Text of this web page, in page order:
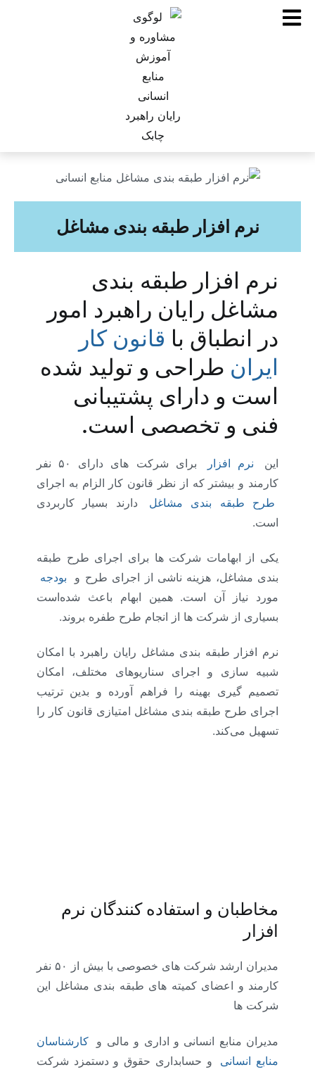
نرم افزار طبقه بندی مشاغل
نرم افزار طبقه بندی
مشاغل رایان راهبرد امور
در انطباق با قانون کار
ایران طراحی و تولید شده
است و دارای پشتیبانی
فنی و تخصصی است.
این نرم افزار
برای شرکت های دارای ۵۰ نفر
کارمند و بیشتر که از نظر قانون کار الزام به اجرای
طرح طبقه بندی مشاغل
دارند بسیار کاربردی
است.
یکی از ابهامات شرکت ها برای اجرای طرح طبقه
بندی مشاغل، هزینه‌ ناشی از اجرای طرح و
بودجه
مورد نیاز آن است. همین ابهام باعث شده‌است
بسیاری از شرکت ها از انجام طرح طفره بروند.
نرم افزار طبقه بندی مشاغل رایان راهبرد با امکان
شبیه سازی و اجرای سناریوهای مختلف، امکان
تصمیم گیری بهینه را فراهم آورده و بدین ترتیب
اجرای طرح طبقه بندی مشاغل امتیازی قانون کار را
تسهیل می‌کند.
مخاطبان و استفاده کنندگان نرم
افزار
مدیران ارشد شرکت های خصوصی با بیش از ۵۰ نفر
کارمند و اعضای کمیته های طبقه بندی مشاغل این
شرکت ها
مدیران منابع انسانی و اداری و مالی و کارشناسان
منابع انسانی
و حسابداری حقوق و دستمزد شرکت